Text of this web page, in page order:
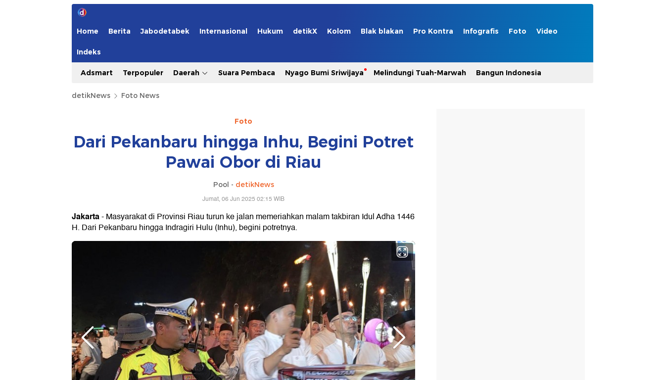
Home Berita Jabodetabek Internasional Hukum detikX Kolom Blak blakan Pro Kontra Infografis Foto Video
Indeks
Adsmart Terpopuler Daerah Suara Pembaca Nyago Bumi Sriwijaya Melindungi Tuah-Marwah Bangun Indonesia
detikNews Foto News
Foto
Dari Pekanbaru hingga Inhu, Begini Potret
Pawai Obor di Riau
Pool - detikNews
Jumat, 06 Jun 2025 02:15 WIB
Jakarta- Masyarakat di Provinsi Riau turun ke jalan memeriahkan malam takbiran Idul Adha 1446
H. Dari Pekanbaru hingga Indragiri Hulu (Inhu), begini potretnya.